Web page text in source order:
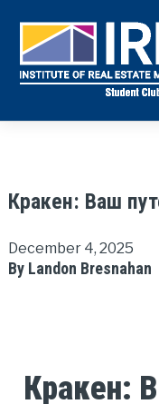
Кракен: Ваш
December 4, 2025
By Landon Bresnahan
Кракен: